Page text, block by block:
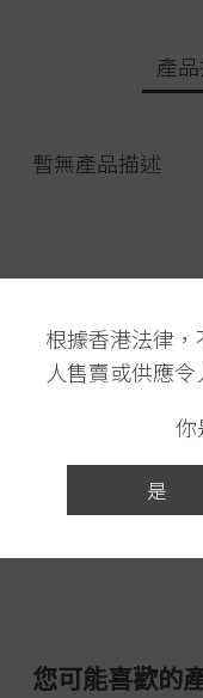
根據香港法律
人售賣或供應
你
是
產
暫無產品描述
您可能喜歡的